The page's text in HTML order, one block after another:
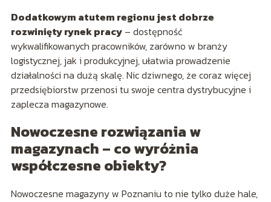
Dodatkowym atutem regionu jest dobrze
rozwinięty rynek pracy– dostępność
wykwalifikowanych pracowników, zarówno w branży
logistycznej, jak i produkcyjnej, ułatwia prowadzenie
działalności na dużą skalę. Nic dziwnego, że coraz więcej
przedsiębiorstw przenosi tu swoje centra dystrybucyjne i
zaplecza magazynowe.
Nowoczesne rozwiązania w
magazynach – co wyróżnia
współczesne obiekty?
Nowoczesne magazyny w Poznaniu to nie tylko duże hale,